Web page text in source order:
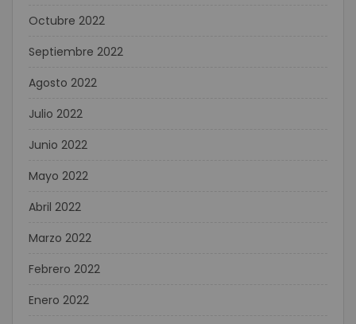
Octubre 2022
Septiembre 2022
Agosto 2022
Julio 2022
Junio 2022
Mayo 2022
Abril 2022
Marzo 2022
Febrero 2022
Enero 2022